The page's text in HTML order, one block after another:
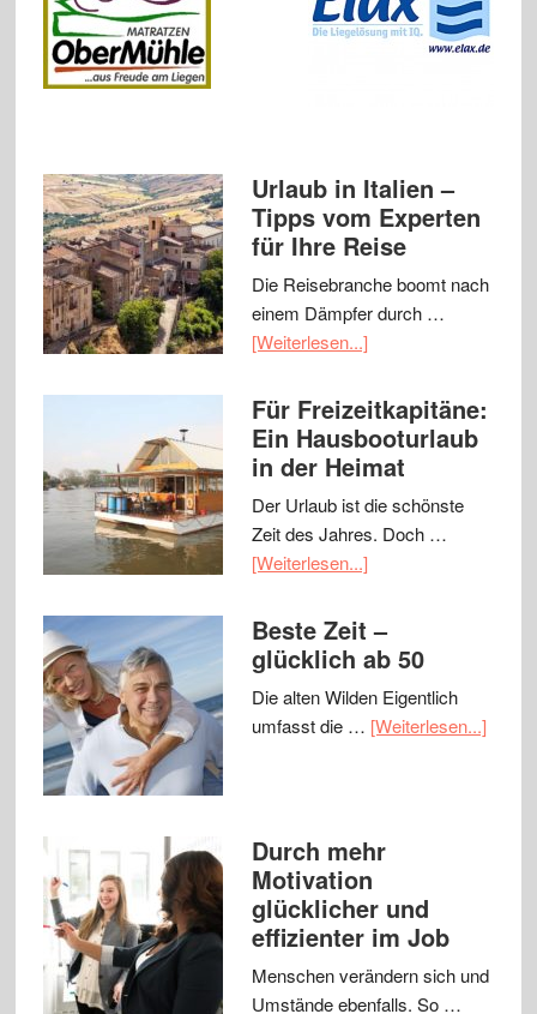
Urlaub in Italien –
Tipps vom Experten
für Ihre Reise
Die Reisebranche boomt nach
einem Dämpfer durch …
[Weiterlesen...]
Für Freizeitkapitäne:
Ein Hausbooturlaub
in der Heimat
Der Urlaub ist die schönste
Zeit des Jahres. Doch …
[Weiterlesen...]
Beste Zeit –
glücklich ab 50
Die alten Wilden Eigentlich
umfasst die … [Weiterlesen...]
Durch mehr
Motivation
glücklicher und
effizienter im Job
Menschen verändern sich und
Umstände ebenfalls. So …